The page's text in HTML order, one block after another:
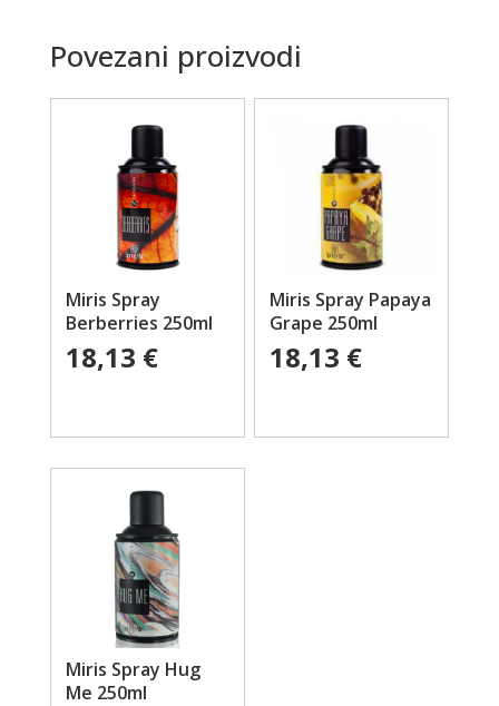
Povezani proizvodi
Miris Spray
Berberries 250ml
18,13 €
Miris Spray Papaya
Grape 250ml
18,13 €
Miris Spray Hug
Me 250ml